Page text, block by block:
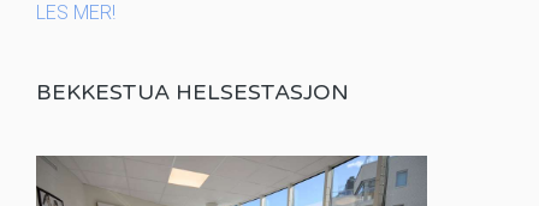
LES MER!
BEKKESTUA HELSESTASJON